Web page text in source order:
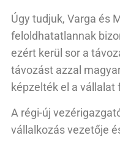
Úgy tudjuk, Varga és
feloldhatatlannak
ezért kerül sor a
távozást azzal
képzelték el a vállalat
A régi-új
vállalkozás vezetője